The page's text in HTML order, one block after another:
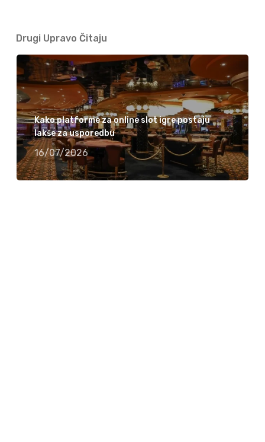
Drugi Upravo Čitaju
Kako platforme za online slot igre postaju
lakše za usporedbu
16/07/2026